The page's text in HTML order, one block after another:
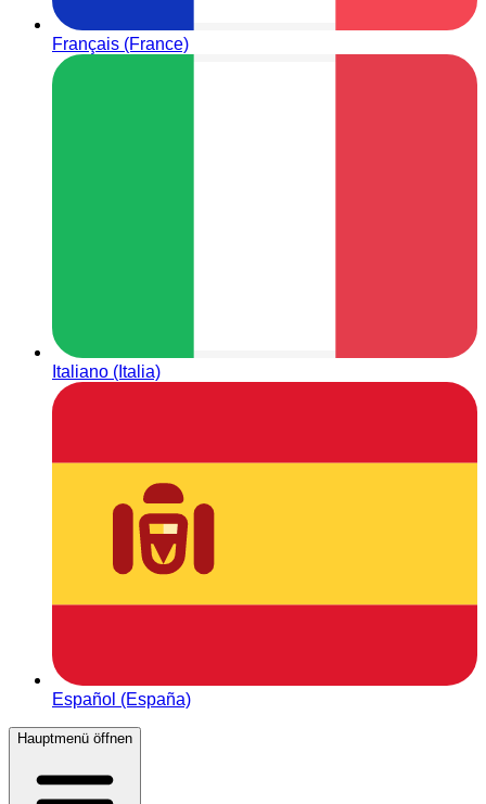
Français (France)
Italiano (Italia)
Español (España)
Hauptmenü öffnen